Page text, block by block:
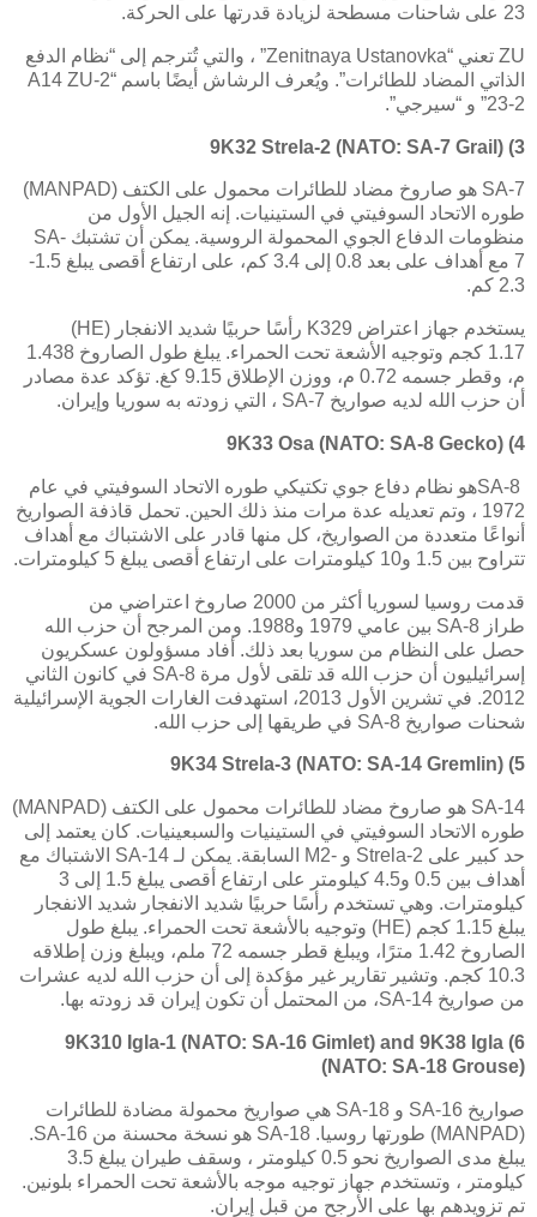
23 على شاحنات مسطحة لزيادة قدرتها على الحركة.
ZU تعني “Zenitnaya Ustanovka” ، والتي تُترجم إلى “نظام الدفع
الذاتي المضاد للطائرات”. ويُعرف الرشاش أيضًا باسم “2 A14 ZU-
23-2” و “سيرجي”.
3)
9K32 Strela-2 (NATO: SA-7 Grail)
SA-7 هو صاروخ مضاد للطائرات محمول على الكتف (MANPAD
)
طوره الاتحاد السوفيتي في الستينيات. إنه الجيل الأول من
منظومات الدفاع الجوي المحمولة الروسية. يمكن أن تشتبك SA-
7
مع أهداف على بعد 0.8 إلى 3.4 كم، على ارتفاع أقصى يبلغ 1.5-
2.3 كم.
يستخدم جهاز اعتراض 9 K32 رأسًا حربيًا شديد الانفجار (HE)
1.17
كجم وتوجيه الأشعة تحت الحمراء. يبلغ طول الصاروخ 1.438
م، وقطر جسمه 0.72 م، ووزن الإطلاق 9.15 كغ. تؤكد عدة مصادر
أن حزب الله لديه صواريخ SA-7 ، التي زودته به سوريا وإيران.
4)
9K33 Osa (NATO: SA-8 Gecko)
SA-8هو نظام دفاع جوي تكتيكي طوره الاتحاد السوفيتي في عام
1972 ، وتم تعديله عدة مرات منذ ذلك الحين. تحمل قاذفة الصواريخ
أنواعًا متعددة من الصواريخ، كل منها قادر على الاشتباك مع أهداف
تتراوح بين 1.5 و10 كيلومترات على ارتفاع أقصى يبلغ 5 كيلومترات
.
قدمت روسيا لسوريا أكثر من 2000 صاروخ اعتراضي من
طراز SA-8
بين عامي 1979 و1988. ومن المرجح أن حزب الله
حصل على النظام من سوريا بعد ذلك. أفاد مسؤولون عسكريون
إسرائيليون أن حزب الله قد تلقى لأول مرة SA-8 في كانون الثاني
2012. في تشرين الأول 2013، استهدفت الغارات الجوية الإسرائيلية
شحنات صواريخ SA-8 في طريقها إلى حزب الله.
5)
9K34 Strela-3 (NATO: SA-14 Gremlin)
SA-14 هو صاروخ مضاد للطائرات محمول على الكتف (MANPAD
)
طوره الاتحاد السوفيتي في الستينيات والسبعينيات. كان يعتمد إلى
حد كبير على Strela-2 و -2 M السابقة. يمكن لـ SA-14 الاشتباك مع
أهداف بين 0.5 و4.5 كيلومتر على ارتفاع أقصى يبلغ 1.5 إلى 3
كيلومترات. وهي تستخدم رأسًا حربيًا شديد الانفجار شديد الانفجار
يبلغ 1.15 كجم (
HE) وتوجيه بالأشعة تحت الحمراء. يبلغ طول
الصاروخ 1.42 مترًا، ويبلغ قطر جسمه 72 ملم، ويبلغ وزن إطلاقه
10.3 كجم. وتشير تقارير غير مؤكدة إلى أن حزب الله لديه عشرات
من صواريخ SA-14، من المحتمل أن تكون إيران قد زودته بها.
6)
9K310 Igla-1 (NATO: SA-16 Gimlet) and 9K38 Igla
(NATO: SA-18 Grouse)
صواريخ SA-16 و SA-18 هي صواريخ محمولة مضادة للطائرات
(
MANPAD) طورتها روسيا. SA-18 هو نسخة محسنة من SA-16
.
يبلغ مدى الصواريخ نحو 0.5 كيلومتر ، وسقف طيران يبلغ 3.5
كيلومتر ، وتستخدم جهاز توجيه موجه بالأشعة تحت الحمراء بلونين.
تم تزويدهم بها على الأرجح من قبل إيران.